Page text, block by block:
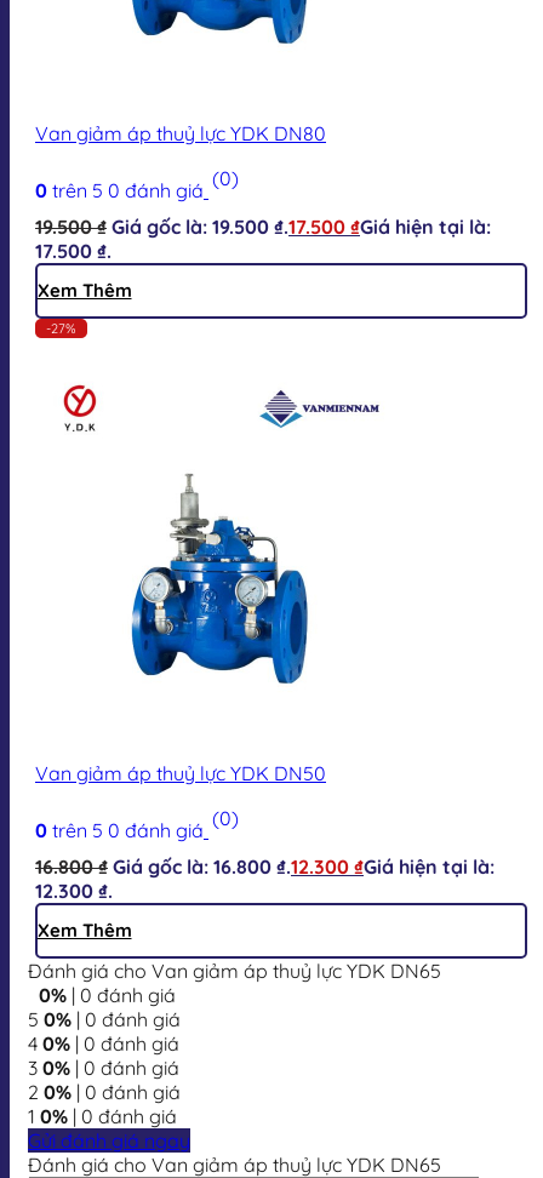
Van giảm áp thuỷ lực YDK DN80
0 trên 5 0 đánh giá (0)
19.500₫ Giá gốc là: 19.500 ₫.17.500 ₫Giá hiện tại là:
17.500 ₫.
Xem Thêm
-27%
Van giảm áp thuỷ lực YDK DN50
0 trên 5 0 đánh giá (0)
16.800₫ Giá gốc là: 16.800 ₫.12.300 ₫Giá hiện tại là:
12.300 ₫.
Xem Thêm
Đánh giá cho Van giảm áp thuỷ lực YDK DN65
0% | 0 đánh giá
5 0% | 0 đánh giá
4 0% | 0 đánh giá
3 0% | 0 đánh giá
2 0% | 0 đánh giá
1 0% | 0 đánh giá
Gửi đánh giá ngay
Đánh giá cho Van giảm áp thuỷ lực YDK DN65